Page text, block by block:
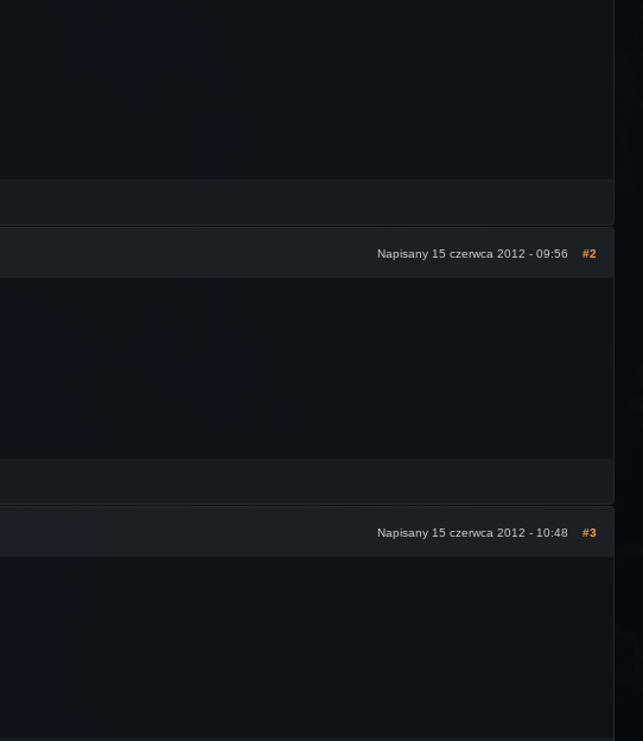
Napisany 15 czerwca 2012 - 09:56 #2
Napisany 15 czerwca 2012 - 10:48 #3